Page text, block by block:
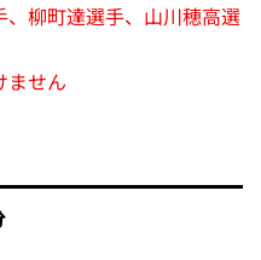
柳町達選手、山川穂高選
ません